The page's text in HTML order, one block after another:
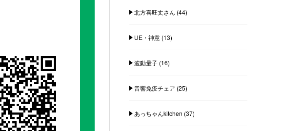
北方喜旺丈さん (44)
UE・神意(13)
波動量子(16)
音響免疫チェア (25)
あっちゃんkitchen (37)